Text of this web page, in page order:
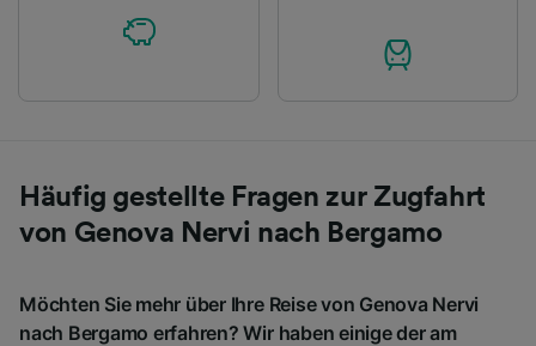
Häufig gestellte Fragen zur Zugfahrt
von Genova Nervi nach Bergamo
Möchten Sie mehr über Ihre Reise von Genova Nervi
nach Bergamo erfahren? Wir haben einige der am